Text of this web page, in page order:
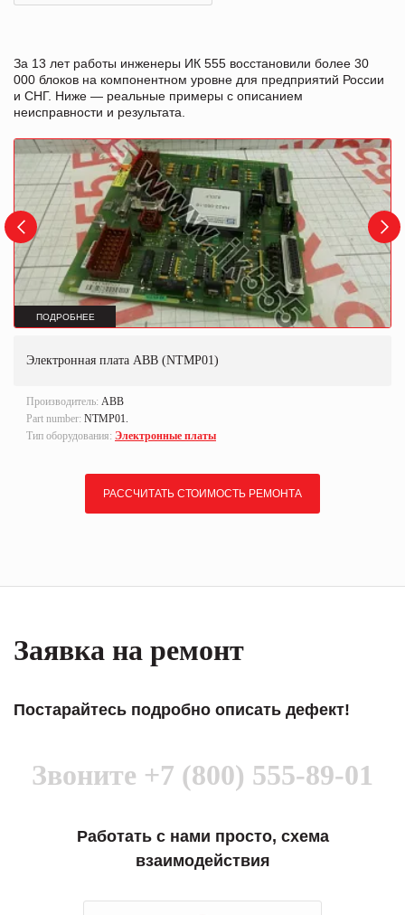
За 13 лет работы инженеры ИК 555 восстановили более 30
000 блоков на компонентном уровне для предприятий России
и СНГ. Ниже — реальные примеры с описанием
неисправности и результата.
ПОДРОБНЕЕ
Электронная плата ABB (NTMP01)
Производитель: ABB
Part number: NTMP01.
Тип оборудования: Электронные платы
РАССЧИТАТЬ СТОИМОСТЬ РЕМОНТА
Заявка на ремонт
Постарайтесь подробно описать дефект!
Звоните +7 (800) 555-89-01
Работать с нами просто, схема
взаимодействия